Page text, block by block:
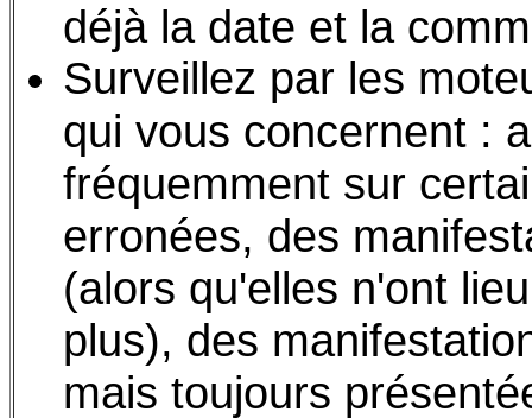
déjà la date et la
Surveillez par les
qui vous concernent :
fréquemment sur
erronées, des
(alors qu'elles n'ont
plus), des
mais toujours